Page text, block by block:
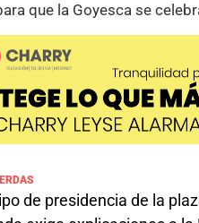
que la Goyesca se
de presidencia de la